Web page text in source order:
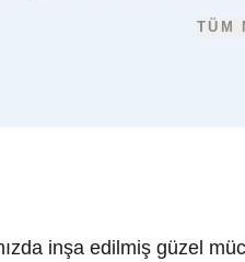
TÜM
inşa edilmiş güzel